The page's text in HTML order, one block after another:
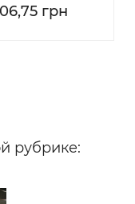
грн
рубрике: